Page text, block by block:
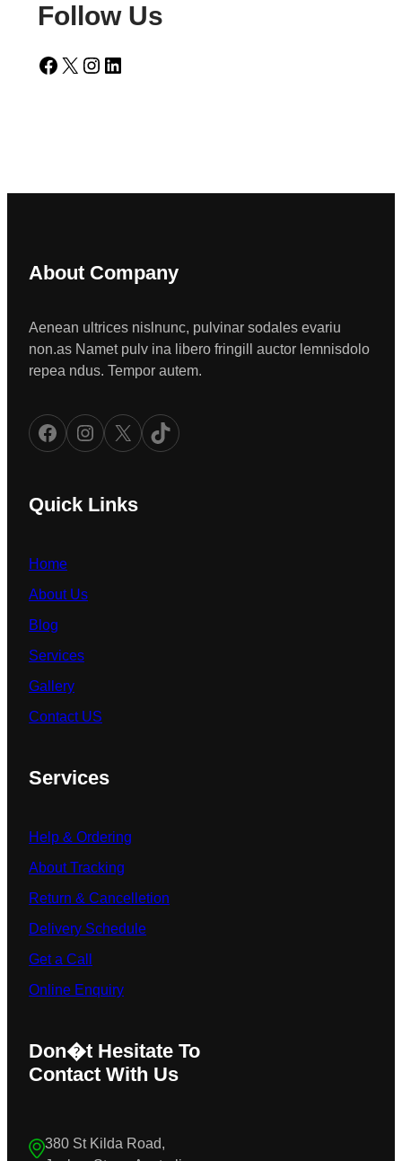
Follow Us
Facebook X Instagram LinkedIn
About Company
Aenean ultrices nislnunc, pulvinar sodales evariu
non.as Namet pulv ina libero fringill auctor lemnisdolo
repea ndus. Tempor autem.
Facebook Instagram X TikTok
Quick Links
Home
About Us
Blog
Services
Gallery
Contact US
Services
Help & Ordering
About Tracking
Return & Cancelletion
Delivery Schedule
Get a Call
Online Enquiry
Don�t Hesitate To
Contact With Us
380 St Kilda Road,